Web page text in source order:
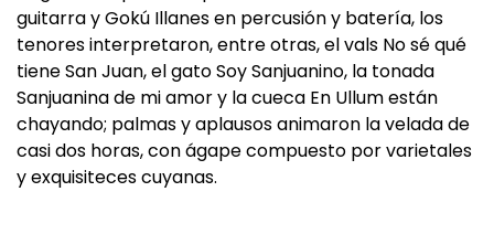
guitarra y Gokú Illanes en percusión y batería, los
tenores interpretaron, entre otras, el vals No sé qué
tiene San Juan, el gato Soy Sanjuanino, la tonada
Sanjuanina de mi amor y la cueca En Ullum están
chayando; palmas y aplausos animaron la velada de
casi dos horas, con ágape compuesto por varietales
y exquisiteces cuyanas.